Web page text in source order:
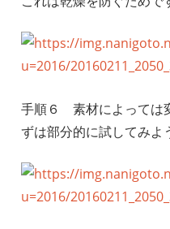
手順６ 素材によっては
ずは部分的に試してみよ